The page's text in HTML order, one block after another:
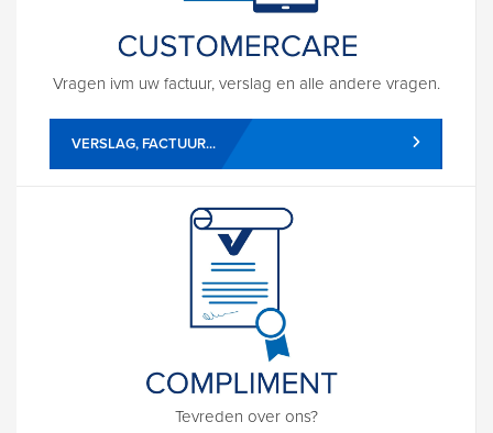
Vragen ivm uw factuur, verslag en alle andere vragen.
VERSLAG, FACTUUR...
Tevreden over ons?